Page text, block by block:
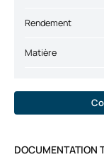
Rendement
Matière
DOCUMENTATION